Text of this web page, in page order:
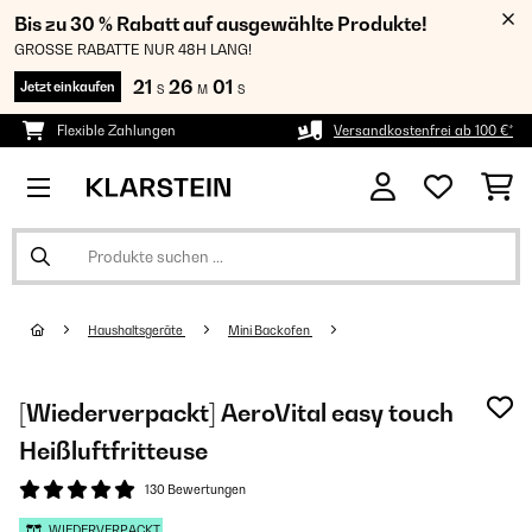
Bis zu 30 % Rabatt auf ausgewählte Produkte!
GROSSE RABATTE NUR 48H LANG!
Jetzt einkaufen 21 S 26 M 00 S
Flexible Zahlungen Versandkostenfrei ab 100 €*
Haushaltsgeräte Mini Backofen
[Wiederverpackt] AeroVital easy touch
Heißluftfritteuse
130 Bewertungen